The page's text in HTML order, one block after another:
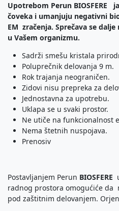
Upotrebom Perun BIOSFERE
čoveka i umanjuju negativni
EM zračenja. Sprečava se dalje
u Vašem organizmu.
Sadrži smešu kristala
Poluprečnik delovanja 9 m.
Rok trajanja neograničen.
Zidovi nisu prepreka za
Jednostavna za upotrebu.
Uklapa se u svaki prostor.
Ne utiče na funkcionalnost
Nema štetnih nuspojava.
Prenosiv
Postavljanjem Perun BIOSFERE
radnog prostora omogućiće da
pod zaštitnim delovanjem.